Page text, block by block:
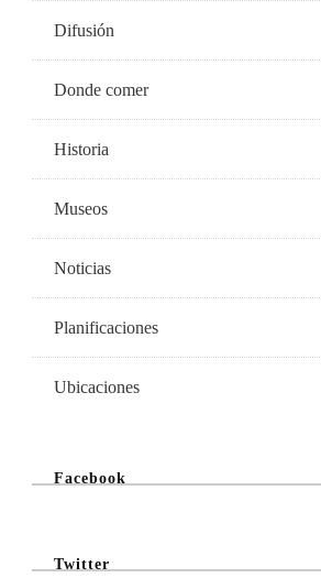
Difusión
Donde comer
Historia
Museos
Noticias
Planificaciones
Ubicaciones
Facebook
Twitter